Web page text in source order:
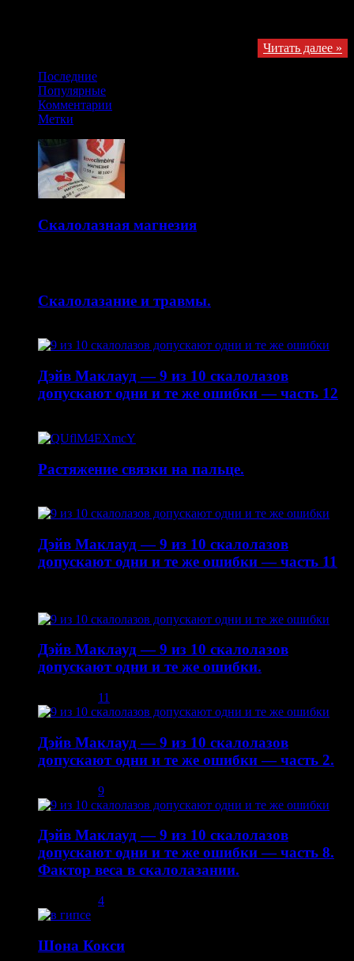
Читать далее »
Последние
Популярные
Комментарии
Метки
Скалолазная магнезия
Скалолазание и травмы.
Дэйв Маклауд — 9 из 10 скалолазов
допускают одни и те же ошибки — часть 12
Растяжение связки на пальце.
Дэйв Маклауд — 9 из 10 скалолазов
допускают одни и те же ошибки — часть 11
Дэйв Маклауд — 9 из 10 скалолазов
допускают одни и те же ошибки.
11
Дэйв Маклауд — 9 из 10 скалолазов
допускают одни и те же ошибки — часть 2.
9
Дэйв Маклауд — 9 из 10 скалолазов
допускают одни и те же ошибки — часть 8.
Фактор веса в скалолазании.
4
Шона Кокси